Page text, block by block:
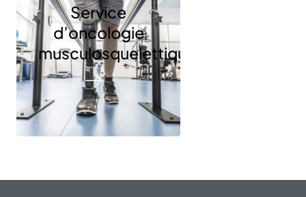
Service
d’oncologie
musculosquelettique